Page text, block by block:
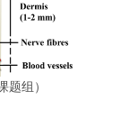
题组 ）